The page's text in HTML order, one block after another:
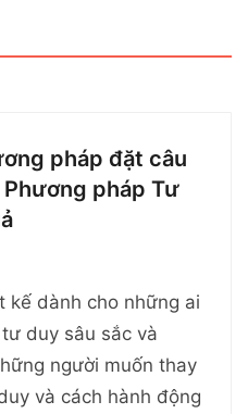
pháp đặt câu
pháp Tư
kế dành cho những ai
duy sâu sắc và
người muốn thay
và cách hành động